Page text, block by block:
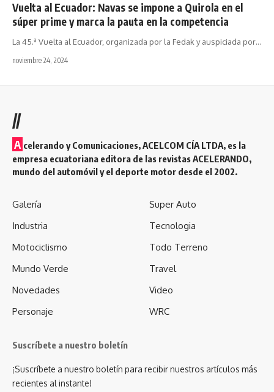
Vuelta al Ecuador: Navas se impone a Quirola en el
súper prime y marca la pauta en la competencia
La 45.ª Vuelta al Ecuador, organizada por la Fedak y auspiciada por…
noviembre 24, 2024
//
A celerando y Comunicaciones, ACELCOM CÍA LTDA, es la
empresa ecuatoriana editora de las revistas ACELERANDO,
mundo del automóvil y el deporte motor desde el 2002.
Galería
Industria
Motociclismo
Mundo Verde
Novedades
Personaje
Super Auto
Tecnologia
Todo Terreno
Travel
Video
WRC
Suscríbete a nuestro boletín
¡Suscríbete a nuestro boletín para recibir nuestros artículos más
recientes al instante!